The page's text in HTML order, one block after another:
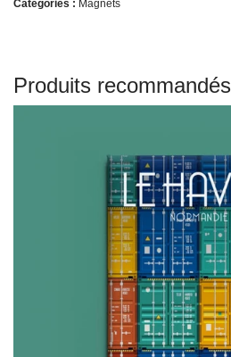
Catégories : Magnets
Produits recommandés